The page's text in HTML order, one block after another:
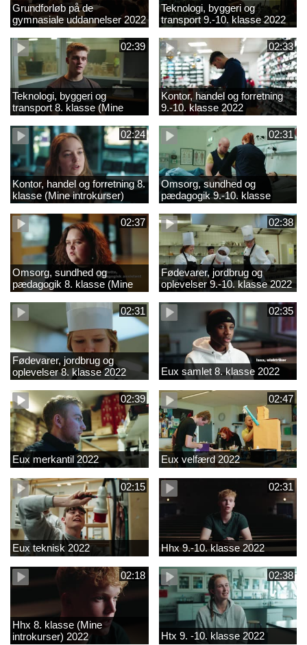
Grundforløb på de
gymnasiale uddannelser 2022
Teknologi, byggeri og
transport 9.-10. klasse 2022
02:39
Teknologi, byggeri og
transport 8. klasse (Mine
introkurser) 2022
02:33
Kontor, handel og forretning
9.-10. klasse 2022
02:24
Kontor, handel og forretning 8.
klasse (Mine introkurser)
2022
02:31
Omsorg, sundhed og
pædagogik 9.-10. klasse
2022
02:37
Omsorg, sundhed og
pædagogik 8. klasse (Mine
introkurser) 2022
02:38
Fødevarer, jordbrug og
oplevelser 9.-10. klasse 2022
02:31
Fødevarer, jordbrug og
oplevelser 8. klasse 2022
02:35
Eux samlet 8. klasse 2022
02:39
Eux merkantil 2022
02:47
Eux velfærd 2022
02:15
Eux teknisk 2022
02:31
Hhx 9.-10. klasse 2022
02:18
Hhx 8. klasse (Mine
introkurser) 2022
02:38
Htx 9. -10. klasse 2022